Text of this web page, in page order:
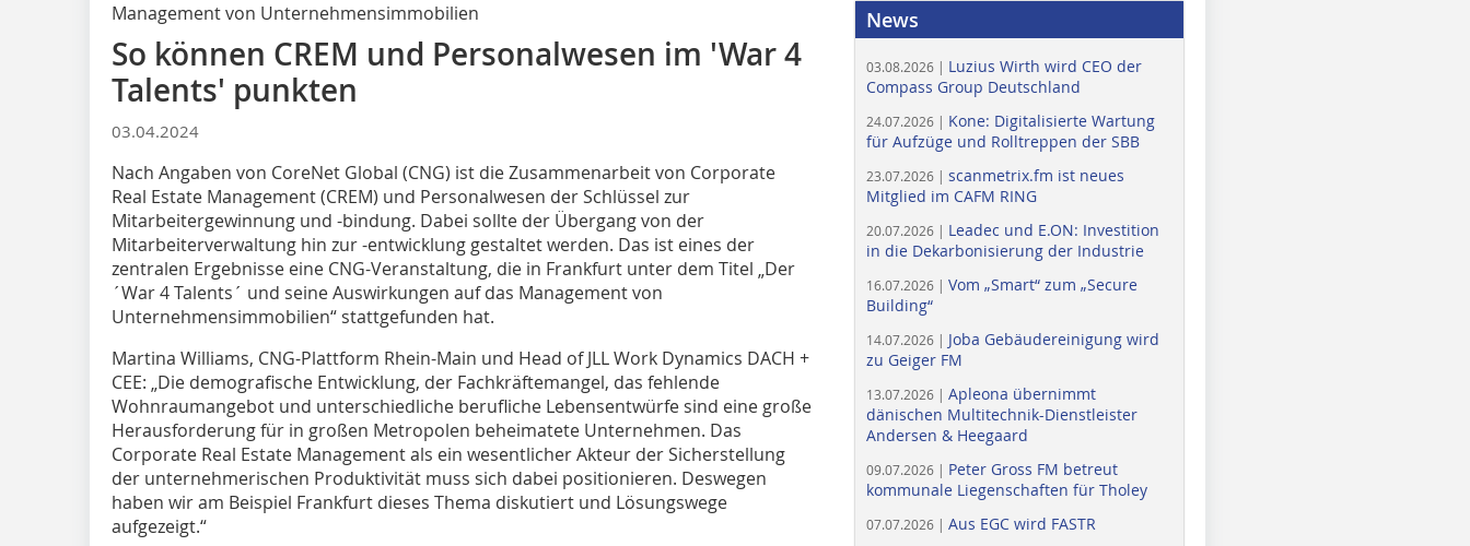
Management von Unternehmensimmobilien
So können CREM und Personalwesen im 'War 4
Talents' punkten
03.04.2024
Nach Angaben von CoreNet Global (CNG) ist die Zusammenarbeit von Corporate
Real Estate Management (CREM) und Personalwesen der Schlüssel zur
Mitarbeitergewinnung und -bindung. Dabei sollte der Übergang von der
Mitarbeiterverwaltung hin zur -entwicklung gestaltet werden. Das ist eines der
zentralen Ergebnisse eine CNG-Veranstaltung, die in Frankfurt unter dem Titel „Der
´War 4 Talents´ und seine Auswirkungen auf das Management von
Unternehmensimmobilien“ stattgefunden hat.
Martina Williams, CNG-Plattform Rhein-Main und Head of JLL Work Dynamics DACH +
CEE: „Die demografische Entwicklung, der Fachkräftemangel, das fehlende
Wohnraumangebot und unterschiedliche berufliche Lebensentwürfe sind eine große
Herausforderung für in großen Metropolen beheimatete Unternehmen. Das
Corporate Real Estate Management als ein wesentlicher Akteur der Sicherstellung
der unternehmerischen Produktivität muss sich dabei positionieren. Deswegen
haben wir am Beispiel Frankfurt dieses Thema diskutiert und Lösungswege
aufgezeigt.“
News
03.08.2026 | Luzius Wirth wird CEO der
Compass Group Deutschland
24.07.2026 | Kone: Digitalisierte Wartung
für Aufzüge und Rolltreppen der SBB
23.07.2026 | scanmetrix.fm ist neues
Mitglied im CAFM RING
20.07.2026 | Leadec und E.ON: Investition
in die Dekarbonisierung der Industrie
16.07.2026 | Vom „Smart“ zum „Secure
Building“
14.07.2026 | Joba Gebäudereinigung wird
zu Geiger FM
13.07.2026 | Apleona übernimmt
dänischen Multitechnik-Dienstleister
Andersen & Heegaard
09.07.2026 | Peter Gross FM betreut
kommunale Liegenschaften für Tholey
07.07.2026 | Aus EGC wird FASTR